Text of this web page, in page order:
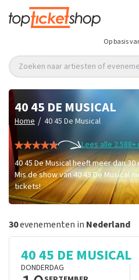
Op basis
Zoeken naar artiesten of
40 45 DE MUSICAL
Home / 40 45 De Musical
Lees alle
40 45 De Musical heeft meer dan
Mis de show van 40 45 De Musical
tickets!
30evenementen in Nederland
40 45 DE MUSICAL
DONDERDAG